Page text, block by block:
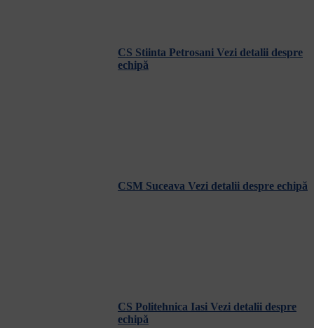
CS Stiinta Petrosani Vezi detalii despre
echipă
CSM Suceava Vezi detalii despre echipă
CS Politehnica Iasi Vezi detalii despre
echipă